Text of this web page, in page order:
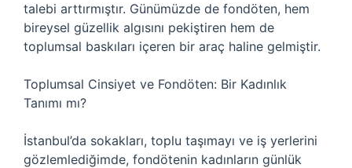
talebi arttırmıştır. Günümüzde de fondöten, hem
bireysel güzellik algısını pekiştiren hem de
toplumsal baskıları içeren bir araç haline gelmiştir.
Toplumsal Cinsiyet ve Fondöten: Bir Kadınlık
Tanımı mı?
İstanbul’da sokakları, toplu taşımayı ve iş yerlerini
gözlemlediğimde, fondötenin kadınların günlük